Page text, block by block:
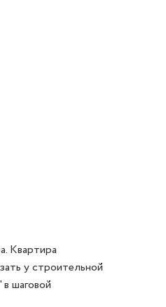
Квартира
у строительной
шаговой